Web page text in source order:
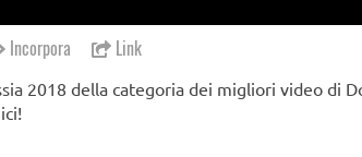
Incorpora Link
2018 della categoria dei migliori video di